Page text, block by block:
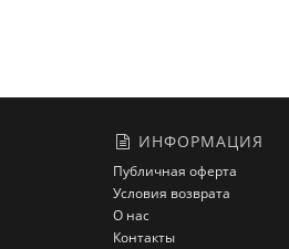
ИНФОРМАЦИЯ
Публичная оферта
Условия возврата
О нас
Контакты